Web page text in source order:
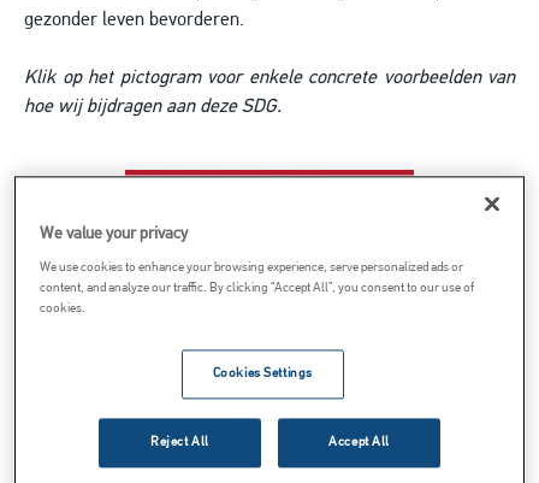
gezonder leven bevorderen.
Klik op het pictogram voor enkele concrete voorbeelden van
hoe wij bijdragen aan deze SDG.
Image
We value your privacy
We use cookies to enhance your browsing experience, serve personalized ads or
content, and analyze our traffic. By clicking “Accept All”, you consent to our use of
cookies.
Cookies Settings
Reject All Accept All